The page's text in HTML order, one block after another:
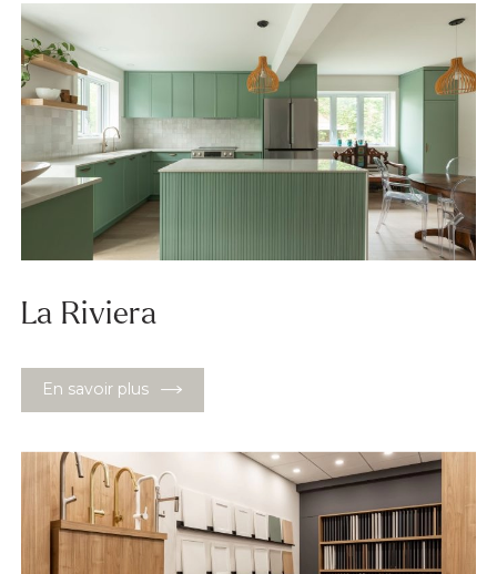
La Riviera
En savoir plus